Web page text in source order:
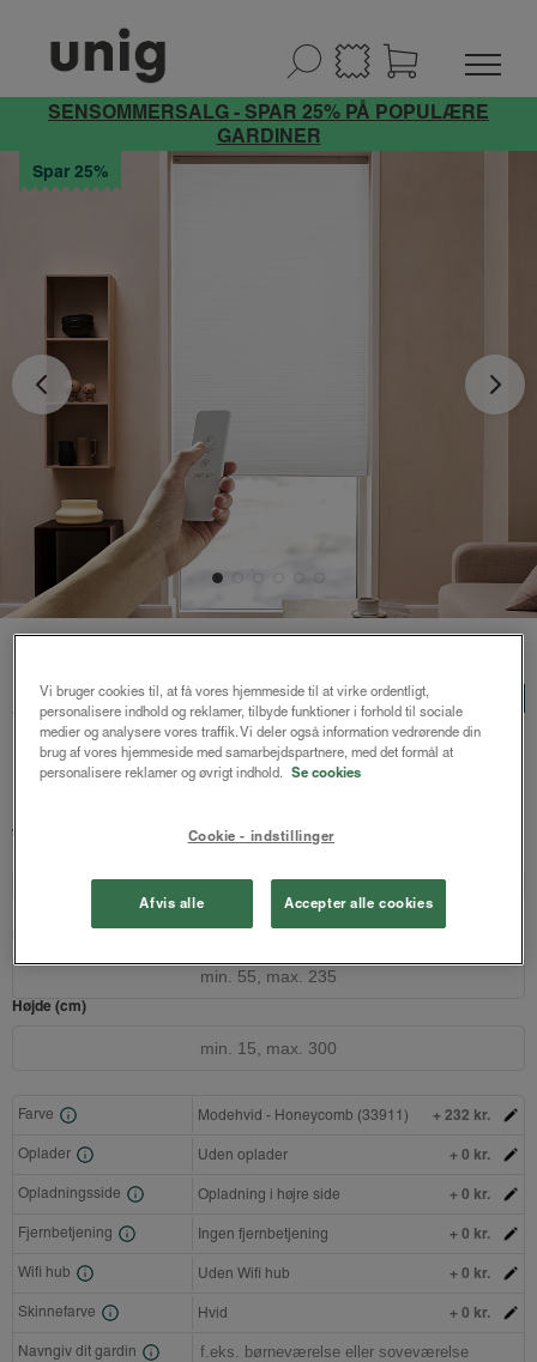
SENSOMMERSALG - SPAR 25% PÅ POPULÆRE
GARDINER
Spar 25%
Astrid plisségardin
m/motor
Modehvid - Honeycomb
2113 kr.
2817 kr.
Design dit gardin Læs opmålingsvejledningen
Bredde (cm)
Højde (cm)
Farve Modehvid - Honeycomb (33911) + 232 kr.
Oplader Uden oplader + 0 kr.
Opladningsside Opladning i højre side + 0 kr.
Fjernbetjening Ingen fjernbetjening + 0 kr.
Wifi hub Uden Wifi hub + 0 kr.
Skinnefarve Hvid + 0 kr.
Navngiv dit gardin
Vi bruger cookies til, at få vores hjemmeside til at virke ordentligt,
personalisere indhold og reklamer, tilbyde funktioner i forhold til sociale
medier og analysere vores traffik. Vi deler også information vedrørende din
brug af vores hjemmeside med samarbejdspartnere, med det formål at
personalisere reklamer og øvrigt indhold. Se cookies
Cookie - indstillinger
Afvis alle Accepter alle cookies